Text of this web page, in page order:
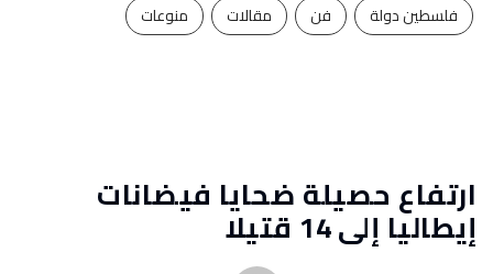
فلسطين دولة
فن مقالات منوعات
ارتفاع حصيلة ضحايا فيضانات
إيطاليا إلى 14 قتيلا